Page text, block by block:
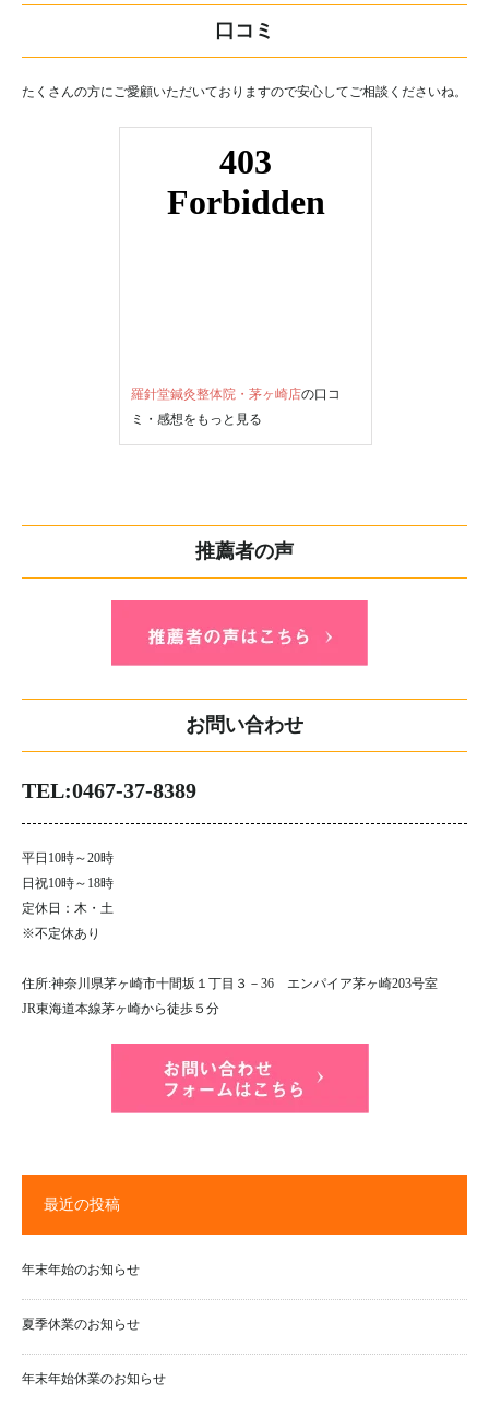
口コミ
たくさんの方にご愛顧いただいておりますので安心してご相談くださいね。
羅針堂鍼灸整体院・茅ヶ崎店の口コ
ミ・感想をもっと見る
推薦者の声
お問い合わせ
TEL:0467-37-8389
平日10時～20時
日祝10時～18時
定休日：木・土
※不定休あり
住所:神奈川県茅ヶ崎市十間坂１丁目３－36 エンパイア茅ヶ崎203号室
JR東海道本線茅ヶ崎から徒歩５分
最近の投稿
年末年始のお知らせ
夏季休業のお知らせ
年末年始休業のお知らせ